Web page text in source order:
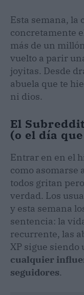
Esta semana, la
concretamente
más de un
vuelto a parir
joyitas. Desde
abuela que te
ni dios.
El
(o el día
Entrar en en el
como asomarse
todos gritan
verdad. Los
y esta semana
sentencia: la
recurrente, las
XP sigue siendo
cualquier
seguidores.